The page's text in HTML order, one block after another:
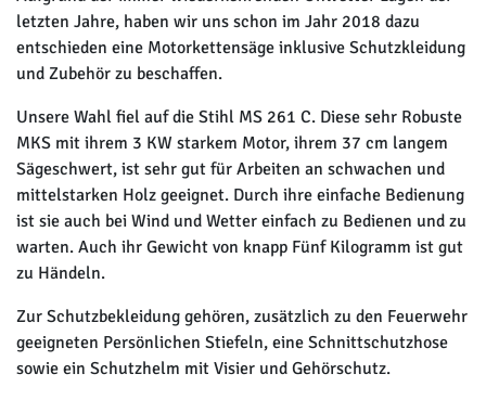
letzten Jahre, haben wir uns schon im Jahr 2018 dazu
entschieden eine Motorkettensäge inklusive Schutzkleidung
und Zubehör zu beschaffen.
Unsere Wahl fiel auf die Stihl MS 261 C. Diese sehr Robuste
MKS mit ihrem 3 KW starkem Motor, ihrem 37 cm langem
Sägeschwert, ist sehr gut für Arbeiten an schwachen und
mittelstarken Holz geeignet. Durch ihre einfache Bedienung
ist sie auch bei Wind und Wetter einfach zu Bedienen und zu
warten. Auch ihr Gewicht von knapp Fünf Kilogramm ist gut
zu Händeln.
Zur Schutzbekleidung gehören, zusätzlich zu den Feuerwehr
geeigneten Persönlichen Stiefeln, eine Schnittschutzhose
sowie ein Schutzhelm mit Visier und Gehörschutz.